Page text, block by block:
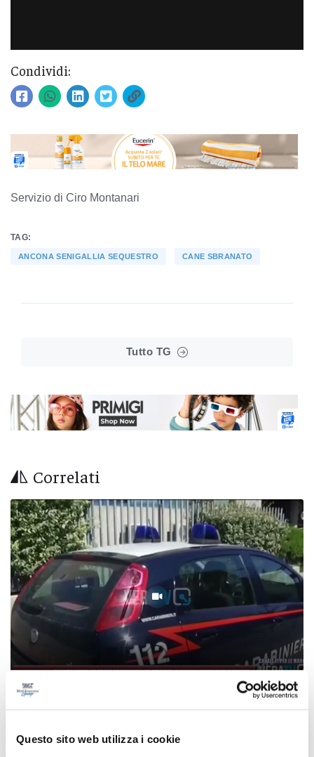
Questo sito web utilizza i cookie
Condividi:
Servizio di Ciro Montanari
TAG:
ANCONA SENIGALLIA SEQUESTRO CANE SBRANATO
Tutto TG
Correlati
Allarme bomba nei centri commerciali del
Milanese, le indagini portano nelle Marche